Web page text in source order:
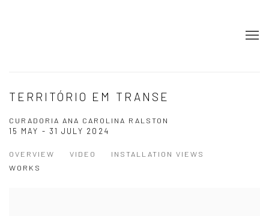
TERRITÓRIO EM TRANSE
CURADORIA ANA CAROLINA RALSTON
15 MAY - 31 JULY 2024
OVERVIEW VIDEO
INSTALLATION VIEWS
WORKS